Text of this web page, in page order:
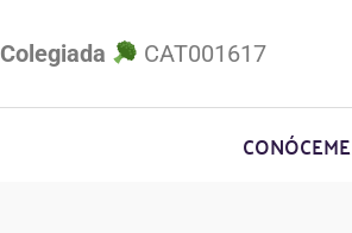
Colegiada CAT001617
CONÓCEME